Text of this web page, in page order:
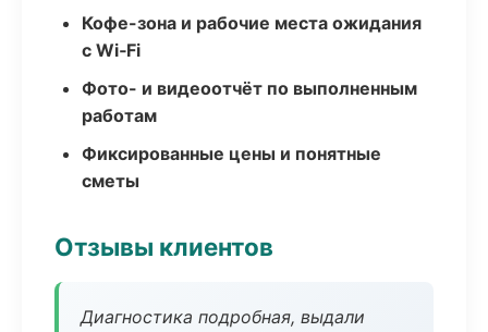
Кофе-зона и рабочие места ожидания
с Wi‑Fi
Фото- и видеоотчёт по выполненным
работам
Фиксированные цены и понятные
сметы
Отзывы клиентов
Диагностика подробная, выдали